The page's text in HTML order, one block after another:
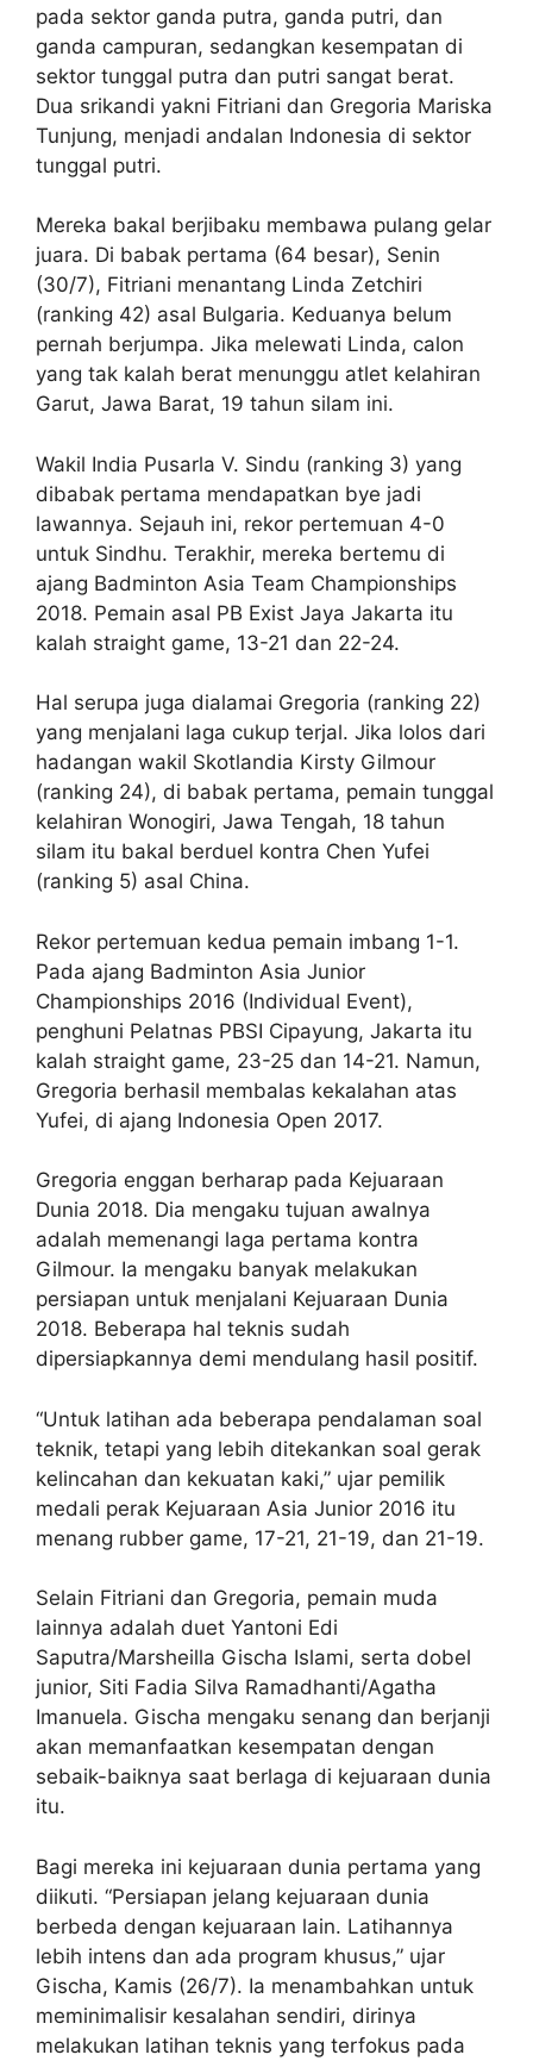
pada sektor ganda putra, ganda putri, dan
ganda campuran, sedangkan kesempatan di
sektor tunggal putra dan putri sangat berat.
Dua srikandi yakni Fitriani dan Gregoria Mariska
Tunjung, menjadi andalan Indonesia di sektor
tunggal putri.
Mereka bakal berjibaku membawa pulang gelar
juara. Di babak pertama (64 besar), Senin
(30/7), Fitriani menantang Linda Zetchiri
(ranking 42) asal Bulgaria. Keduanya belum
pernah berjumpa. Jika melewati Linda, calon
yang tak kalah berat menunggu atlet kelahiran
Garut, Jawa Barat, 19 tahun silam ini.
Wakil India Pusarla V. Sindu (ranking 3) yang
dibabak pertama mendapatkan bye jadi
lawannya. Sejauh ini, rekor pertemuan 4-0
untuk Sindhu. Terakhir, mereka bertemu di
ajang Badminton Asia Team Championships
2018. Pemain asal PB Exist Jaya Jakarta itu
kalah straight game, 13-21 dan 22-24.
Hal serupa juga dialamai Gregoria (ranking 22)
yang menjalani laga cukup terjal. Jika lolos dari
hadangan wakil Skotlandia Kirsty Gilmour
(ranking 24), di babak pertama, pemain tunggal
kelahiran Wonogiri, Jawa Tengah, 18 tahun
silam itu bakal berduel kontra Chen Yufei
(ranking 5) asal China.
Rekor pertemuan kedua pemain imbang 1-1.
Pada ajang Badminton Asia Junior
Championships 2016 (Individual Event),
penghuni Pelatnas PBSI Cipayung, Jakarta itu
kalah straight game, 23-25 dan 14-21. Namun,
Gregoria berhasil membalas kekalahan atas
Yufei, di ajang Indonesia Open 2017.
Gregoria enggan berharap pada Kejuaraan
Dunia 2018. Dia mengaku tujuan awalnya
adalah memenangi laga pertama kontra
Gilmour. Ia mengaku banyak melakukan
persiapan untuk menjalani Kejuaraan Dunia
2018. Beberapa hal teknis sudah
dipersiapkannya demi mendulang hasil positif.
“Untuk latihan ada beberapa pendalaman soal
teknik, tetapi yang lebih ditekankan soal gerak
kelincahan dan kekuatan kaki,” ujar pemilik
medali perak Kejuaraan Asia Junior 2016 itu
menang rubber game, 17-21, 21-19, dan 21-19.
Selain Fitriani dan Gregoria, pemain muda
lainnya adalah duet Yantoni Edi
Saputra/Marsheilla Gischa Islami, serta dobel
junior, Siti Fadia Silva Ramadhanti/Agatha
Imanuela. Gischa mengaku senang dan berjanji
akan memanfaatkan kesempatan dengan
sebaik-baiknya saat berlaga di kejuaraan dunia
itu.
Bagi mereka ini kejuaraan dunia pertama yang
diikuti. “Persiapan jelang kejuaraan dunia
berbeda dengan kejuaraan lain. Latihannya
lebih intens dan ada program khusus,” ujar
Gischa, Kamis (26/7). Ia menambahkan untuk
meminimalisir kesalahan sendiri, dirinya
melakukan latihan teknis yang terfokus pada